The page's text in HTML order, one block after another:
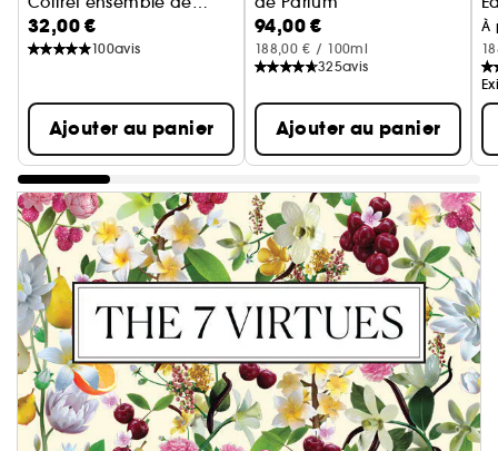
découverte des parfums
à superp
32,00 €
100avis
Ajouter au panier
94,00 €
188,00 € / 100ml
325avis
Ajouter au panier
À